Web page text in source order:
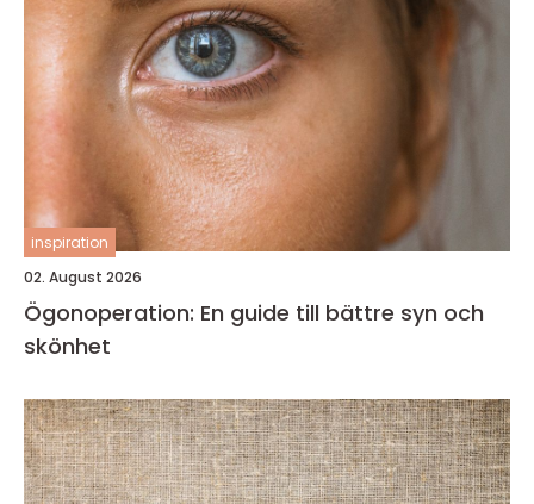
inspiration
02. August 2026
Ögonoperation: En guide till bättre syn och
skönhet